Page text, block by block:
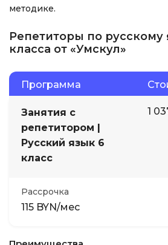
методике.
Репетиторы по русскому
класса от «Умскул»
Программа
Занятия с
репетитором |
Русский язык 6
класс
1
Рассрочка
115 BYN/мес